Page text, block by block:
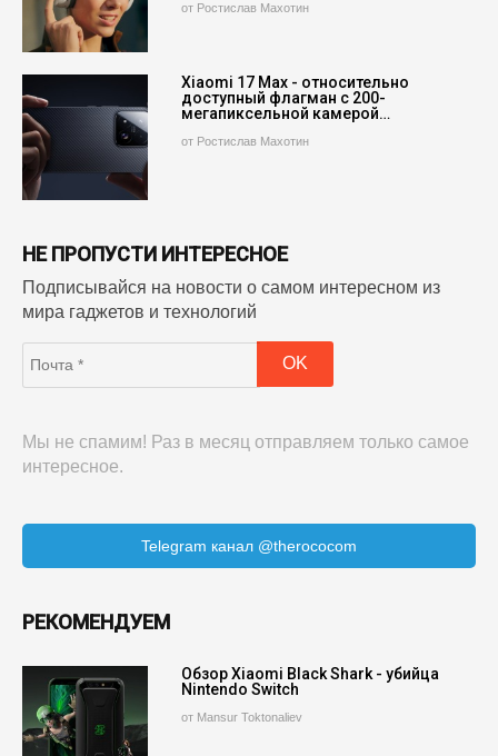
от Ростислав Махотин
Xiaomi 17 Max - относительно
доступный флагман с 200-
мегапиксельной камерой…
от Ростислав Махотин
НЕ ПРОПУСТИ ИНТЕРЕСНОЕ
Подписывайся на новости о самом интересном из
мира гаджетов и технологий
Мы не спамим! Раз в месяц отправляем только самое
интересное.
Telegram канал @therococom
РЕКОМЕНДУЕМ
Обзор Xiaomi Black Shark - убийца
Nintendo Switch
от Mansur Toktonaliev